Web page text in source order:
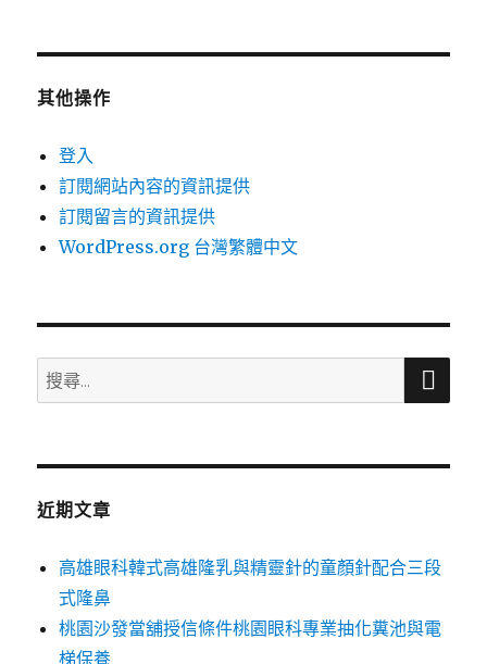
其他操作
登入
訂閱網站內容的資訊提供
訂閱留言的資訊提供
WordPress.org 台灣繁體中文
搜
尋
鍵
搜
近期文章
高雄眼科韓式高雄隆乳與精靈針的童顏針配合三段
式隆鼻
桃園沙發當舖授信條件桃園眼科專業抽化糞池與電
梯保養